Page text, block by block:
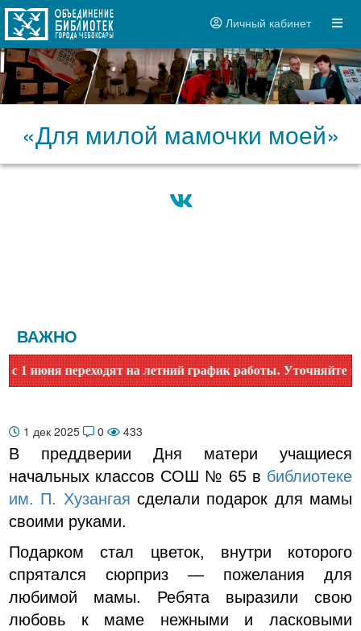
Личный кабинет
«Для милой мамочки моей»
ВАЖНО
переходят на летний график работы. Уточняйте
1 дек 2025 0 433
В преддверии Дня матери учащиеся
начальных классов СОШ № 65 в библиотеке
им. П. Хузангая сделали подарок для мамы
своими руками.
Подарком стал цветок, внутри которого
спрятался сюрприз — пожелания для
любимой мамы. Ребята выразили свою
любовь к маме нежными и ласковыми